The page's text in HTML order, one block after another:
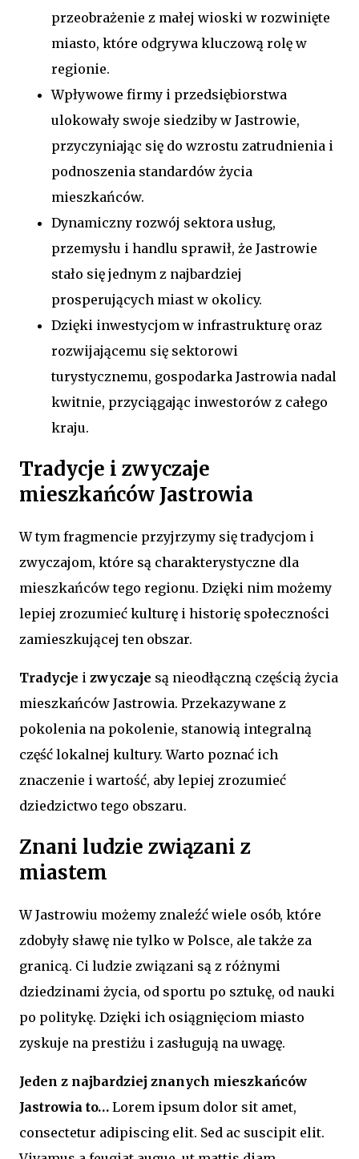
przeobrażenie z małej wioski w rozwinięte
miasto, które odgrywa kluczową rolę w
regionie.
Wpływowe firmy i przedsiębiorstwa
ulokowały swoje siedziby w Jastrowie,
przyczyniając się do wzrostu zatrudnienia i
podnoszenia standardów życia
mieszkańców.
Dynamiczny rozwój sektora usług,
przemysłu i handlu sprawił, że Jastrowie
stało się jednym z najbardziej
prosperujących miast w okolicy.
Dzięki inwestycjom w infrastrukturę oraz
rozwijającemu się sektorowi
turystycznemu, gospodarka Jastrowia nadal
kwitnie, przyciągając inwestorów z całego
kraju.
Tradycje i zwyczaje
mieszkańców Jastrowia
W tym fragmencie przyjrzymy się tradycjom i
zwyczajom, które są charakterystyczne dla
mieszkańców tego regionu. Dzięki nim możemy
lepiej zrozumieć kulturę i historię społeczności
zamieszkującej ten obszar.
Tradycje i zwyczaje są nieodłączną częścią życia
mieszkańców Jastrowia. Przekazywane z
pokolenia na pokolenie, stanowią integralną
część lokalnej kultury. Warto poznać ich
znaczenie i wartość, aby lepiej zrozumieć
dziedzictwo tego obszaru.
Znani ludzie związani z
miastem
W Jastrowiu możemy znaleźć wiele osób, które
zdobyły sławę nie tylko w Polsce, ale także za
granicą. Ci ludzie związani są z różnymi
dziedzinami życia, od sportu po sztukę, od nauki
po politykę. Dzięki ich osiągnięciom miasto
zyskuje na prestiżu i zasługują na uwagę.
Jeden z najbardziej znanych mieszkańców
Jastrowia to… Lorem ipsum dolor sit amet,
consectetur adipiscing elit. Sed ac suscipit elit.